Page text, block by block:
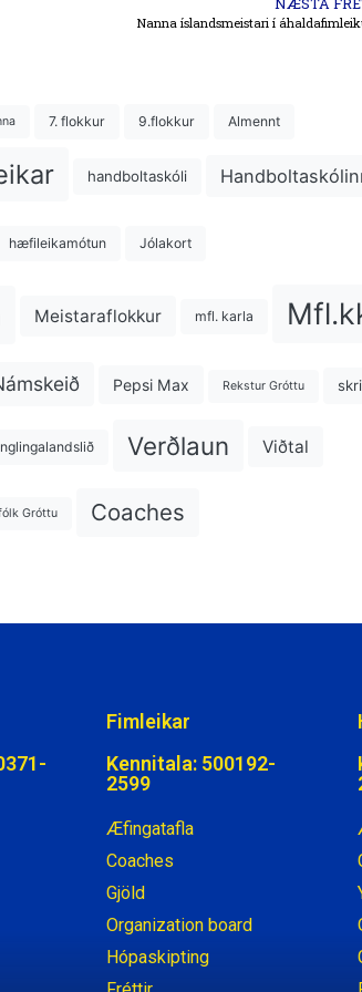
NÆSTA
Nanna íslandsmeistari í
7. flokkur 9.flokkur Almennt
handboltaskóli
hæfileikamótun Jólakort
Meistaraflokkur mfl. karla
Pepsi Max Rekstur Gróttu
Verðlaun Viðtal
Gróttu Coaches
Fimleikar
Kennitala: 500192-
2599
Æfingatafla
Coaches
Gjöld
Organization board
Hópaskipting